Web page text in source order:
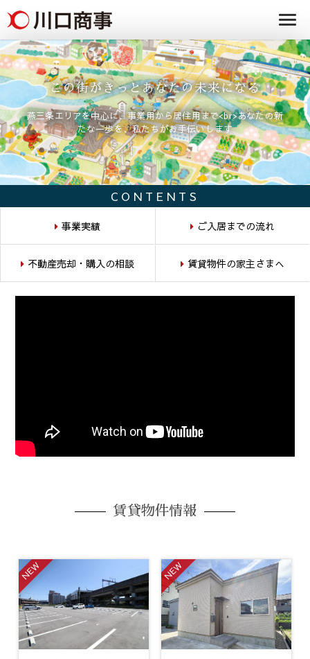
事株式
会社
アパート・マンシ
ョン・マンショ
ン・店舗・事務所
は川口商事株式会
社
この街がきっとあなたの未来になる
燕三条エリアを中心に、事業用から居住用まで<br>あなたの新
たな一歩を、私たちがお手伝いします
CONTENTS
事業実績 ご入居までの流れ
不動産売却・購入の相談 賃貸物件の家主さまへ
賃貸物件情報
NEW NEW